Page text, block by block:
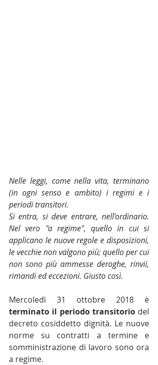
Nelle leggi, come nella vita, terminano
(in ogni senso e ambito) i regimi e i
periodi transitori.
Si entra, si deve entrare, nell'ordinario.
Nel vero "a regime", quello in cui si
applicano le nuove regole e disposizioni,
le vecchie non valgono più; quello per cui
non sono più ammesse deroghe, rinvii,
rimandi ed eccezioni. Giusto così.
terminato il periodo transitorio del
decreto cosiddetto dignità. Le nuove
norme su contratti a termine e
somministrazione di lavoro sono ora
a regime.